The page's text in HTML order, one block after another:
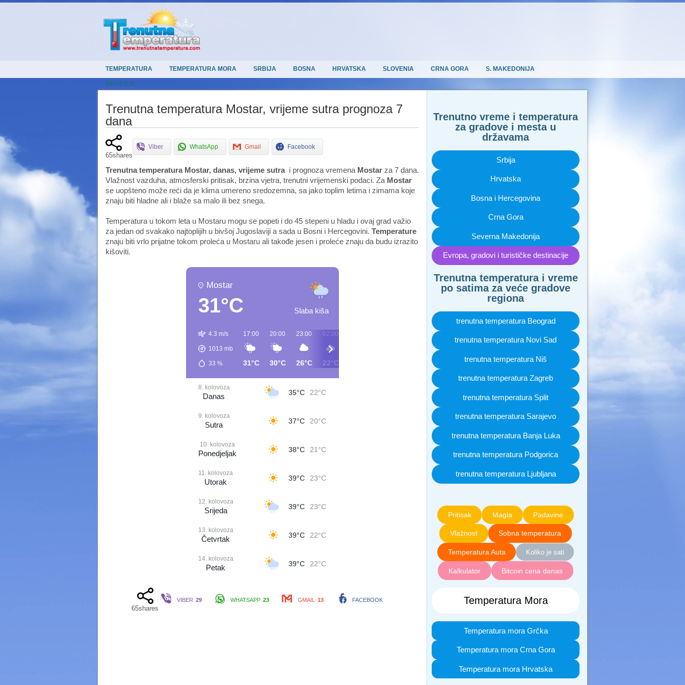
TEMPERATURA TEMPERATURA MORA SRBIJA BOSNA HRVATSKA SLOVENIA CRNA GORA S. MAKEDONIJA
MERENJE
Trenutna temperatura Mostar, vrijeme sutra prognoza 7
dana
65shares
Viber WhatsApp Gmail Facebook
Trenutna temperatura Mostar, danas, vrijeme sutra i prognoza vremena Mostar za 7 dana.
Vlažnost vazduha, atmosferski pritisak, brzina vjetra, trenutni vrijemenski podaci. Za Mostar
se uopšteno može reći da je klima umereno sredozemna, sa jako toplim letima i zimama koje
znaju biti hladne ali i blaže sa malo ili bez snega.
Temperatura u tokom leta u Mostaru mogu se popeti i do 45 stepeni u hladu i ovaj grad važio
za jedan od svakako najtoplijih u bivšoj Jugoslaviji a sada u Bosni i Hercegovini. Temperature
znaju biti vrlo prijatne tokom proleća u Mostaru ali takođe jesen i proleće znaju da budu izrazito
kišoviti.
Mostar
31°C Slaba kiša
4.3 m/s
1013 mb
33 %
17:00
31°C
20:00
30°C
23:00
26°C
02:00
22°C
14:00
36°C
8. kolovoza
Danas 35°C 22°C
9. kolovoza
Sutra 37°C 20°C
10. kolovoza
Ponedjeljak 38°C 21°C
11. kolovoza
Utorak 39°C 23°C
12. kolovoza
Srijeda 39°C 23°C
13. kolovoza
Četvrtak 39°C 22°C
14. kolovoza
Petak 39°C 22°C
65shares
VIBER 29 WHATSAPP 23 GMAIL 13 FACEBOOK
Trenutno vreme i temperatura
za gradove i mesta u
državama
Srbija
Hrvatska
Bosna i Hercegovina
Crna Gora
Severna Makedonija
Evropa, gradovi i turističke destinacije
Trenutna temperatura i vreme
po satima za veće gradove
regiona
trenutna temperatura Beograd
trenutna temperatura Novi Sad
trenutna temperatura Niš
trenutna temperatura Zagreb
trenutna temperatura Split
trenutna temperatura Sarajevo
trenutna temperatura Banja Luka
trenutna temperatura Podgorica
trenutna temperatura Ljubljana
Pritisak Magla Padavine
Vlažnost Sobna temperatura
Temperatura Auta Koliko je sati
Kalkulator Bitcoin cena danas
Temperatura Mora
Temperatura mora Grčka
Temperatura mora Crna Gora
Temperatura mora Hrvatska